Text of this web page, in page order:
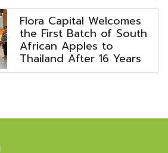
Flora Capital Welcomes
the First Batch of South
African Apples to
Thailand After 16 Years